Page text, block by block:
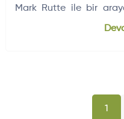
Mark Rutte ile bir
Türk savunma
1